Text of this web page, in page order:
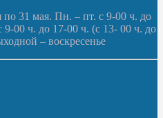
31 мая. Пн. – пт. с 9-00 ч. до
00 ч. до 17-00 ч. (с 13- 00 ч. до
– воскресенье